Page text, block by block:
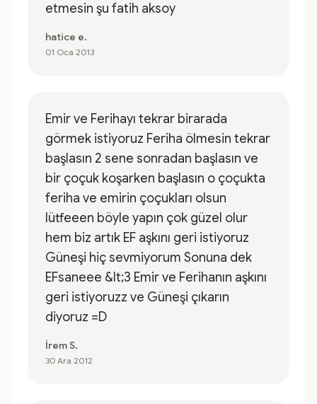
etmesin şu fatih aksoy
hatice e.
01 Oca 2013
Emir ve Ferihayı tekrar birarada
görmek istiyoruz Feriha ölmesin tekrar
başlasın 2 sene sonradan başlasın ve
bir çoçuk koşarken başlasın o çoçukta
feriha ve emirin çoçukları olsun
lütfeeen böyle yapın çok güzel olur
hem biz artık EF aşkını geri istiyoruz
Güneşi hiç sevmiyorum Sonuna dek
EFsaneee &lt;3 Emir ve Ferihanın aşkını
geri istiyoruzz ve Güneşi çıkarın
diyoruz =D
İrem S.
30 Ara 2012